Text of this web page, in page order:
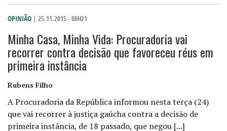
OPINIÃO | 25.11.2015 - 00H21
Minha Casa, Minha Vida: Procuradoria vai
recorrer contra decisão que favoreceu réus em
primeira instância
Rubens Filho
A Procuradoria da República informou nesta terça (24)
que vai recorrer à justiça gaúcha contra a decisão de
primeira instância, de 18 passado, que negou [...]